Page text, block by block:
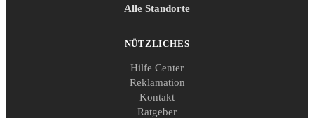
Alle Standorte
NÜTZLICHES
Hilfe Center
Reklamation
Kontakt
Ratgeber